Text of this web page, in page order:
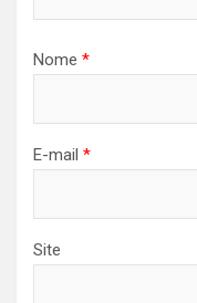
Nome *
E-mail *
Site